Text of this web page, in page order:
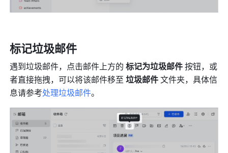
标记垃圾邮件
遇到垃圾邮件，点击邮件上方的 标记为垃圾邮件 按钮，或
者直接拖拽，可以将该邮件移至 垃圾邮件 文件夹，具体信
息请参考处理垃圾邮件。